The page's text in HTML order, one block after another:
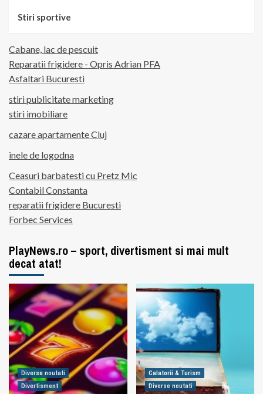
Stiri sportive
Cabane, lac de pescuit
Reparatii frigidere - Opris Adrian PFA
Asfaltari Bucuresti
stiri publicitate marketing
stiri imobiliare
cazare apartamente Cluj
inele de logodna
Ceasuri barbatesti cu Pretz Mic
Contabil Constanta
reparatii frigidere Bucuresti
Forbec Services
PlayNews.ro – sport, divertisment si mai mult
decat atat!
Diverse noutati
Divertisment
Calatorii & Turism
Diverse noutati